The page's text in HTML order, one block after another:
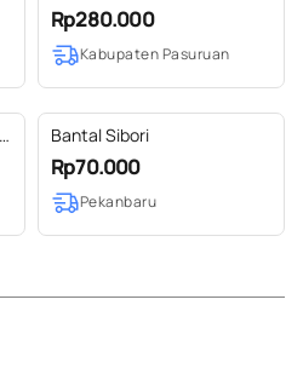
Rp280.000
Kabupaten Pasuruan
Bantal Sibori
Rp70.000
Pekanbaru